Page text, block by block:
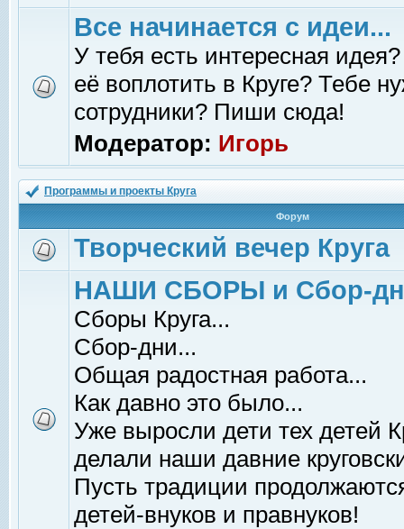
Все начинается с идеи...
У тебя есть интересная
её воплотить в Круге? Тебе
сотрудники? Пиши сюда!
Модератор: Игорь
Программы и проекты Круга
Форум
Творческий вечер Круга
НАШИ СБОРЫ и Сбор-
Сборы Круга...
Сбор-дни...
Общая радостная работа...
Как давно это было...
Уже выросли дети тех детей
делали наши давние
Пусть традиции
детей-внуков и правнуков!